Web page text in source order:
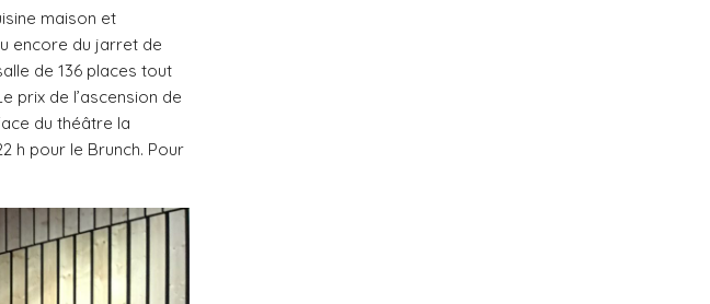
maison et
encore du jarret de
de 136 places tout
prix de l’ascension de
du théâtre la
h pour le Brunch. Pour